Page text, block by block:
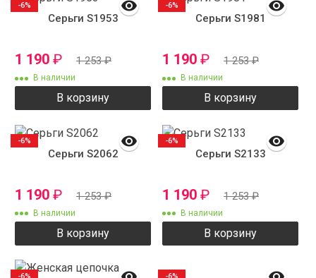
Серьги S1953
1 190 ₽ 1 253₽
В наличии
В корзину
-6%
Серьги S1981
1 190 ₽ 1 253₽
В наличии
В корзину
-6%
Серьги S2062
1 190 ₽ 1 253₽
В наличии
В корзину
-6%
Серьги S2133
1 190 ₽ 1 253₽
В наличии
В корзину
-6%